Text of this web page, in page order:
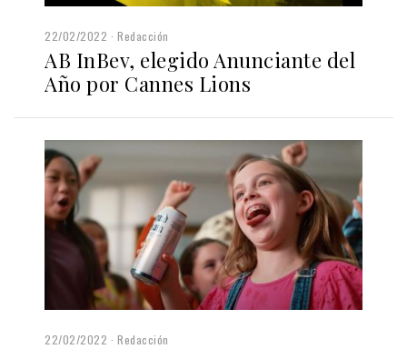
22/02/2022 Redacción
AB InBev, elegido Anunciante del
Año por Cannes Lions
22/02/2022 Redacción